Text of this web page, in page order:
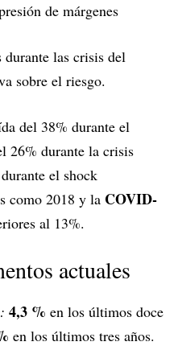
de márgenes
las crisis del
sobre el riesgo.
del 38% durante el
26% durante la crisis
el shock
como 2018 y la COVID-
al 13%.
actuales
4,3 % en los últimos doce
en los últimos tres años.